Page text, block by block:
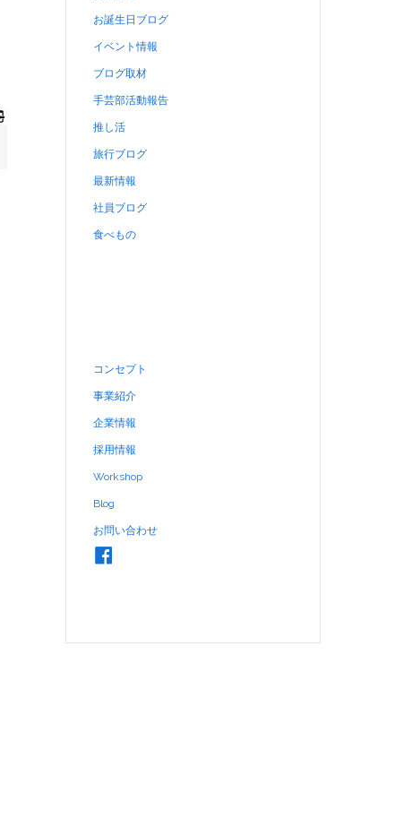
お誕生日ブログ
イベント情報
ブログ取材
手芸部活動報告
推し活
旅行ブログ
最新情報
社員ブログ
食べもの
コンセプト
事業紹介
企業情報
採用情報
Workshop
Blog
お問い合わせ